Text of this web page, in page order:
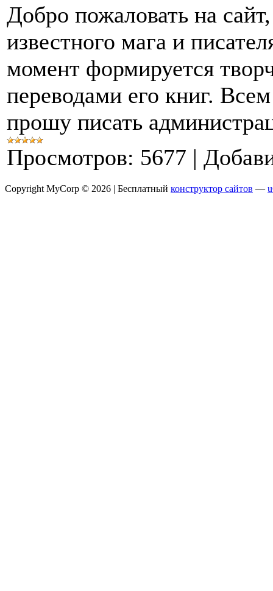
Добро пожаловать на
известного мага и
момент формируется
переводами его книг.
прошу писать
Просмотров: 5677 |
Copyright MyCorp © 2026 | Бесплатный конструктор сайтов —